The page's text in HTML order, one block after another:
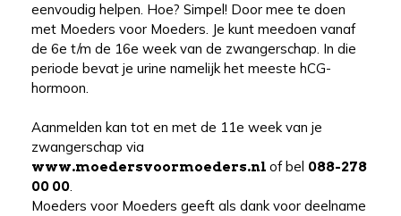
eenvoudig helpen. Hoe? Simpel! Door mee te doen
met Moeders voor Moeders. Je kunt meedoen vanaf
de 6e t/m de 16e week van de zwangerschap. In die
periode bevat je urine namelijk het meeste hCG-
hormoon.
Aanmelden kan tot en met de 11e week van je
zwangerschap via
www.moedersvoormoeders.nl of bel 088-278
00 00.
Moeders voor Moeders geeft als dank voor deelname